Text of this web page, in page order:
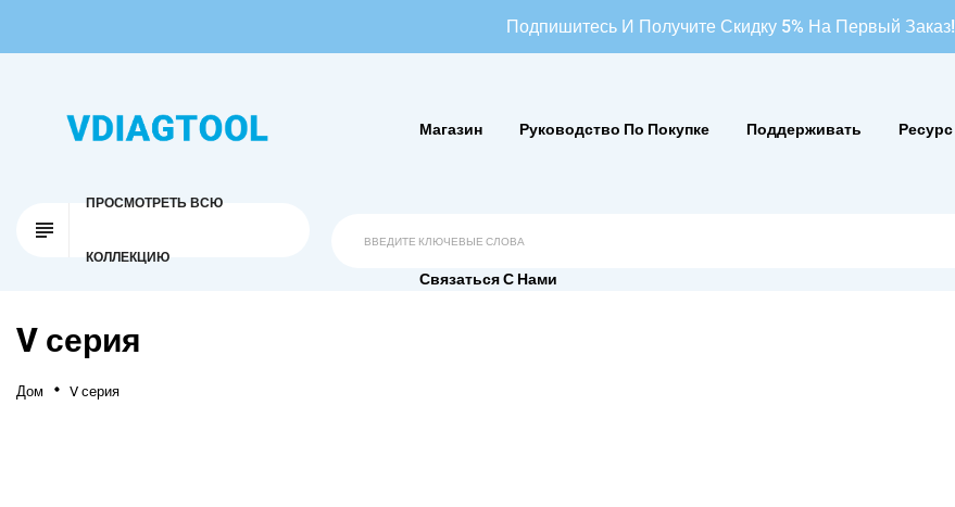
Подпишитесь И Получите Скидку 5% На Первый Заказ!
Магазин Руководство По Покупке Поддерживать Ресурс
Связаться С Нами
ПРОСМОТРЕТЬ ВСЮ
КОЛЛЕКЦИЮ
V серия
Дом V серия